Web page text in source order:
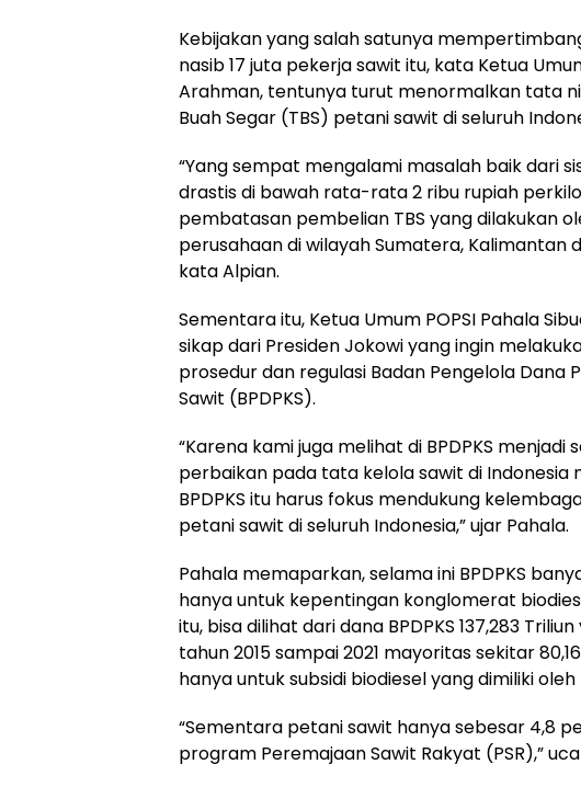
Kebijakan yang salah satunya
nasib 17 juta pekerja sawit itu, kata Ketua
Arahman, tentunya turut menormalkan tata
Buah Segar (TBS) petani sawit di seluruh
“Yang sempat mengalami masalah baik dari
drastis di bawah rata-rata 2 ribu rupiah
pembatasan pembelian TBS yang dilakukan
perusahaan di wilayah Sumatera, Kalimantan
kata Alpian.
Sementara itu, Ketua Umum POPSI Pahala
sikap dari Presiden Jokowi yang ingin
prosedur dan regulasi Badan Pengelola Dana
Sawit (BPDPKS).
“Karena kami juga melihat di BPDPKS menjadi
perbaikan pada tata kelola sawit di Indonesia
BPDPKS itu harus fokus mendukung
petani sawit di seluruh Indonesia,” ujar Pahala.
Pahala memaparkan, selama ini BPDPKS
hanya untuk kepentingan konglomerat
itu, bisa dilihat dari dana BPDPKS 137,283
tahun 2015 sampai 2021 mayoritas sekitar
hanya untuk subsidi biodiesel yang dimiliki
“Sementara petani sawit hanya sebesar 4,8
program Peremajaan Sawit Rakyat (PSR),”